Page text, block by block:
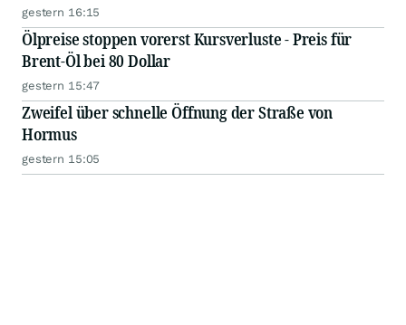
gestern 16:15
Ölpreise stoppen vorerst Kursverluste - Preis für
Brent-Öl bei 80 Dollar
gestern 15:47
Zweifel über schnelle Öffnung der Straße von
Hormus
gestern 15:05